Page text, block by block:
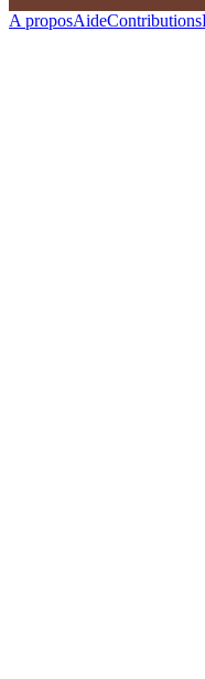
A proposAideContributions